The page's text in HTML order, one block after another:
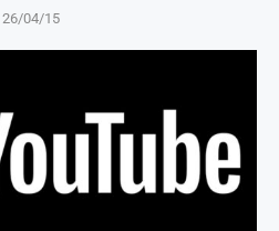
26/04/15